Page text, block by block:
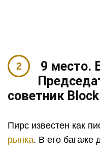
9 место.
советник
Пирс известен как
рынка. В его багаже